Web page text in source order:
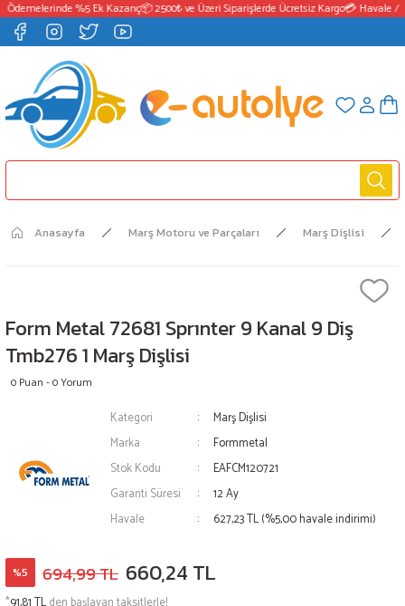
%5 Ek Kazanç📦 2500₺ ve Üzeri Siparişlerde Ücretsiz Kargo💳 Havale /
Anasayfa Marş Motoru ve Parçaları Marş Dişlisi
Form Metal 72681 Sprınter 9 Kanal 9 Diş
Tmb276 1 Marş Dişlisi
0 Puan - 0 Yorum
Kategori
Marş Dişlisi
Marka
Formmetal
Stok Kodu
EAFCM120721
Garanti Süresi
12 Ay
Havale
627,23 TL (%5,00 havale indirimi)
%5 694,99 TL 660,24 TL